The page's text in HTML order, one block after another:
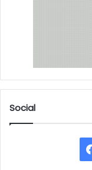
Social